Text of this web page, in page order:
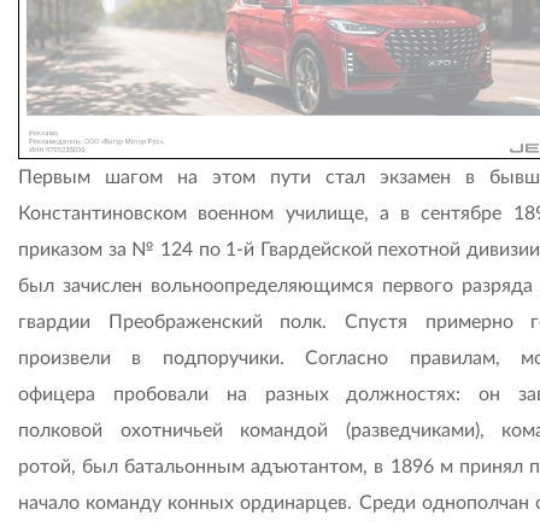
Первым шагом на этом пути стал экзамен в
Константиновском военном училище, а в сентябре
приказом за № 124 по 1-й Гвардейской пехотной
был зачислен вольноопределяющимся первого
гвардии Преображенский полк. Спустя примерно
произвели в подпоручики. Согласно правилам,
офицера пробовали на разных должностях: он
полковой охотничьей командой (разведчиками),
ротой, был батальонным адъютантом, в 1896 м принял
начало команду конных ординарцев. Среди однополчан